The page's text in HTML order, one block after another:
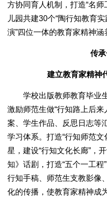
方协同育人机制，打造“名
儿园共建30个“陶行知教育实
演”四位一体的教育家精神涵
传
建立教育家精神
学校出版教师教育毕业
激励师范生做“行知路上后
案、学生作品、反思日志等
学习体系。打造“行知师范文
星，建设“行知文化长廊”，
知》话剧，打造“五个一工
行知手稿、师范生支教影像
化的传播，使教育家精神成